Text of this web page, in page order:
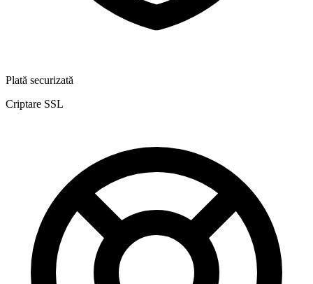
Plată securizată
Criptare SSL